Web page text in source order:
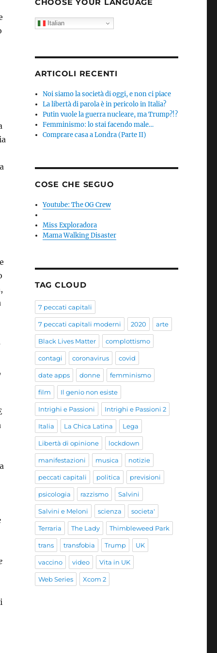
CHOOSE YOUR LANGUAGE
Italian
ARTICOLI RECENTI
Noi siamo la società di oggi, e non ci piace
La libertà di parola è in pericolo in Italia?
Putin vuole la guerra nucleare, ma Trump?!?
Femminismo: lo stai facendo male…
Comprare casa a Londra (Parte II)
COSE CHE SEGUO
Youtube: The OG Crew
Miss Exploradora
Mama Walking Disaster
TAG CLOUD
7 peccati capitali
7 peccati capitali moderni 2020 arte
Black Lives Matter complottismo
contagi coronavirus covid
date apps donne femminismo
film Il genio non esiste
Intrighi e Passioni Intrighi e Passioni 2
Italia La Chica Latina Lega
Libertà di opinione lockdown
manifestazioni musica notizie
peccati capitali politica previsioni
psicologia razzismo Salvini
Salvini e Meloni scienza societa'
Terraria The Lady Thimbleweed Park
trans transfobia Trump UK
vaccino video Vita in UK
Web Series Xcom 2